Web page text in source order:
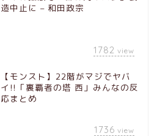
造中止に – 和田政宗
1782 view
【モンスト】22階がマジでヤバ
イ!!「裏覇者の塔 西」みんなの反
応まとめ
1736 view